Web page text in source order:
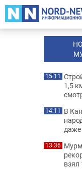
15:11
1,5
14:11 В
13:36
взял